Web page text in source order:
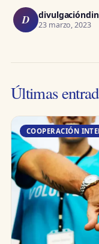
D
23 marzo, 2023
Últimas
COOPERACIÓN